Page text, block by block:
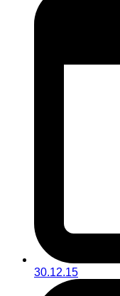
30.12.15